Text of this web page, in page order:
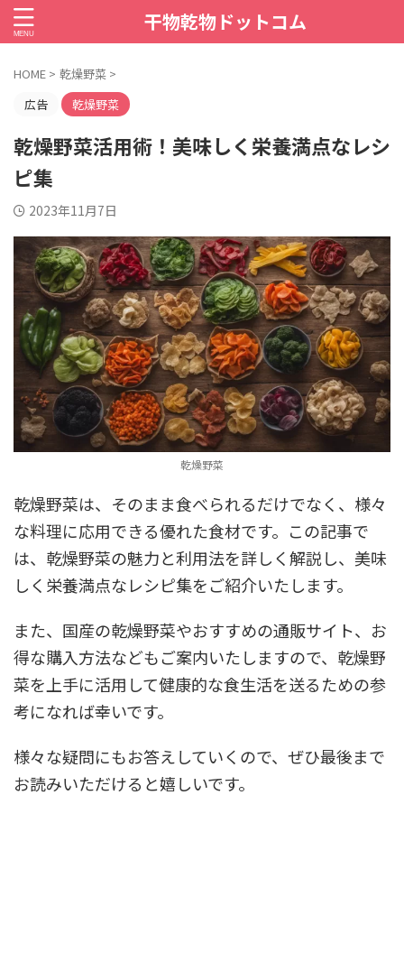
干物乾物ドットコム
HOME > 乾燥野菜 >
広告
乾燥野菜
乾燥野菜活用術！美味しく栄養満点なレシ
ピ集
2023年11月7日
乾燥野菜
乾燥野菜は、そのまま食べられるだけでなく、様々
な料理に応用できる優れた食材です。この記事で
は、乾燥野菜の魅力と利用法を詳しく解説し、美味
しく栄養満点なレシピ集をご紹介いたします。
また、国産の乾燥野菜やおすすめの通販サイト、お
得な購入方法などもご案内いたしますので、乾燥野
菜を上手に活用して健康的な食生活を送るための参
考になれば幸いです。
様々な疑問にもお答えしていくので、ぜひ最後まで
お読みいただけると嬉しいです。